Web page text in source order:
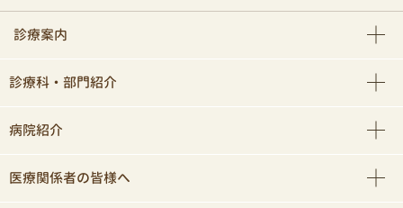
診療案内
診療科・部門紹介
病院紹介
医療関係者の皆様へ